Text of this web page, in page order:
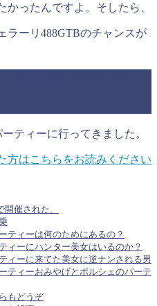
ったんですよ。そしたら、
ラーリ488GTBのチャンスが
ティーに行ってきました。
方はこちらをお読みください
催された、
ティーは何のためにあるの？
ィーにハンター美女はいるのか？
ィーに来てた美女に逆ナンされる男
ティーおみやげとポルシェのパーテ
もどうぞ